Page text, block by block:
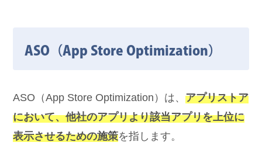
ASO（App Store Optimization）
ASO（App Store Optimization）は、アプリストア
において、他社のアプリより該当アプリを上位に
表示させるための施策を指します。